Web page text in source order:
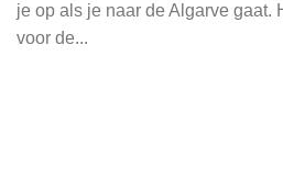
je op als je naar de Algarve gaat.
voor de...